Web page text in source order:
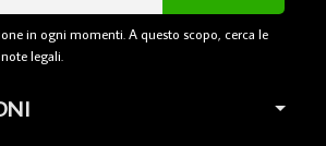
in ogni momenti. A questo scopo, cerca le
legali.